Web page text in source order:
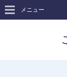
メニュー